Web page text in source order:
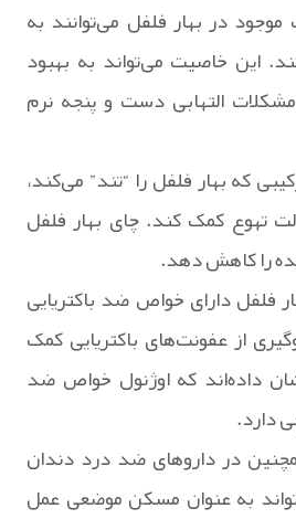
موجود در بهار فلفل می‌توانند به
این خاصیت می‌تواند به بهبود
التهابی دست و پنجه نرم
که بهار فلفل را “تند” می‌کند،
تهوع کمک کند. چای بهار فلفل
را کاهش دهد.
فلفل دارای خواص ضد باکتریایی
از عفونت‌های باکتریایی کمک
داده‌اند که اوژنول خواص ضد
دارد.
در داروهای ضد درد دندان
به عنوان مسکن موضعی عمل